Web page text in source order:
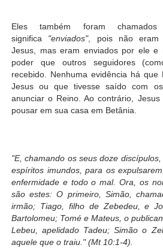
Eles também foram
significa "enviados", pois não eram
Jesus, mas eram enviados por ele e
poder que outros seguidores
recebido. Nenhuma evidência há que
Jesus ou que tivesse saído com
anunciar o Reino. Ao contrário,
pousar em sua casa em Betânia.
"E, chamando os seus doze
espíritos imundos, para os
enfermidade e todo o mal. Ora, os
são estes: O primeiro, Simão,
irmão; Tiago, filho de Zebedeu, e
Bartolomeu; Tomé e Mateus, o
Lebeu, apelidado Tadeu; Simão o
aquele que o traiu."(Mt 10:1-4).